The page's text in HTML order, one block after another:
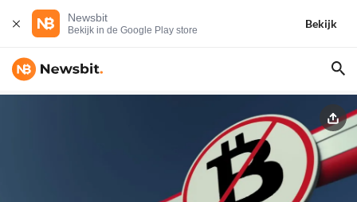
Newsbit
Bekijk in de Google Play store
Bekijk